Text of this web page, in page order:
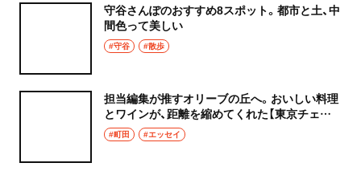
守谷さんぽのおすすめ8スポット。都市と土、中
間色って美しい
#守谷 #散歩
担当編集が推すオリーブの丘へ。おいしい料理
とワインが、距離を縮めてくれた【東京チェン
飯diary】
#町田 #エッセイ